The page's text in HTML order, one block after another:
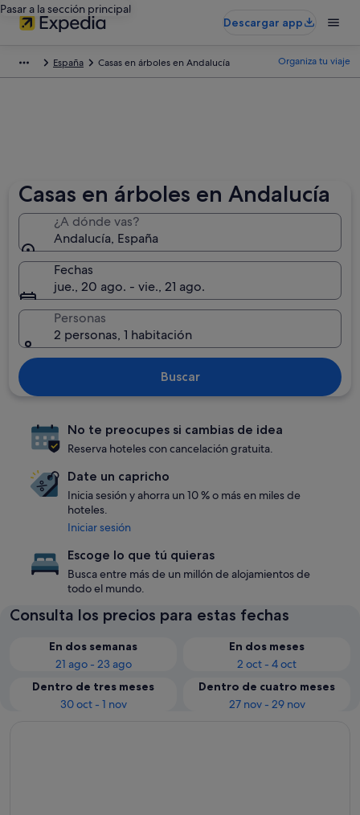
Pasar a la sección principal
Descargar app
España Casas en árboles en Andalucía Organiza tu viaje
Casas en árboles en Andalucía
¿A dónde vas?
Andalucía, España
Fechas
jue., 20 ago. - vie., 21 ago.
Personas
2 personas, 1 habitación
Buscar
No te preocupes si cambias de idea
Reserva hoteles con cancelación gratuita.
Date un capricho
Inicia sesión y ahorra un 10 % o más en miles de
hoteles.
Iniciar sesión
Escoge lo que tú quieras
Busca entre más de un millón de alojamientos de
todo el mundo.
Consulta los precios para estas fechas
En dos semanas
21 ago - 23 ago
En dos meses
2 oct - 4 oct
Dentro de tres meses
30 oct - 1 nov
Dentro de cuatro meses
27 nov - 29 nov